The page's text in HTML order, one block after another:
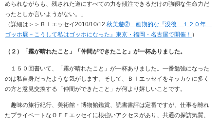
められながらも、残された道にすべての力を傾注できるだけの強靱な生命力だ
ったとしか言いようがない。」
（詳細は＞＞ＢＩエッセイ2010/10/12 秋美遊② 画期的な『没後 １２０年
ゴッホ展－こうして私はゴッホになった』東京・福岡・名古屋で開催！ ）
（２）「霧が晴れたこと」「仲間ができたこと」が一杯ありました。
１５０回書いて、「霧が晴れたこと」が一杯ありました。一番勉強になった
のは私自身だったような気がします。そして、ＢＩエッセイをキッカケに多く
の方と意見交換する「仲間ができたこと」が何より嬉しいことです。
趣味の旅行紀行、美術館・博物館鑑賞、読書書評は定番ですが、仕事を離れ
たプライベートなＯＦＦエッセイに根強いアクセスがあり、共通の探訪気質、